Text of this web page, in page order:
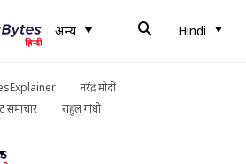
अन्य Hindi
नरेंद्र मोदी
समाचार राहुल गांधी